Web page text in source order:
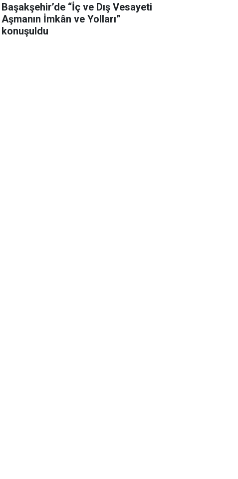
Başakşehir’de “İç ve Dış Vesayeti
Aşmanın İmkân ve Yolları”
konuşuldu